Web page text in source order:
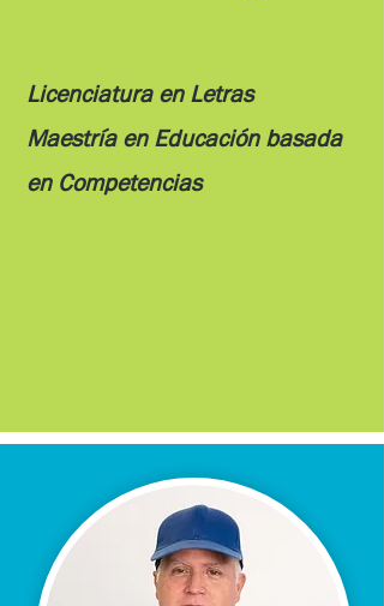
Licenciatura en Letras
Maestría en Educación basada
en Competencias